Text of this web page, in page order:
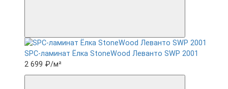
SPC-ламинат Ëлка StoneWood Леванто SWP 2001
2 699 ₽/м²